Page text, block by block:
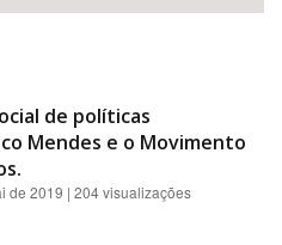
de políticas
Mendes e o Movimento
de 2019 | 204 visualizações